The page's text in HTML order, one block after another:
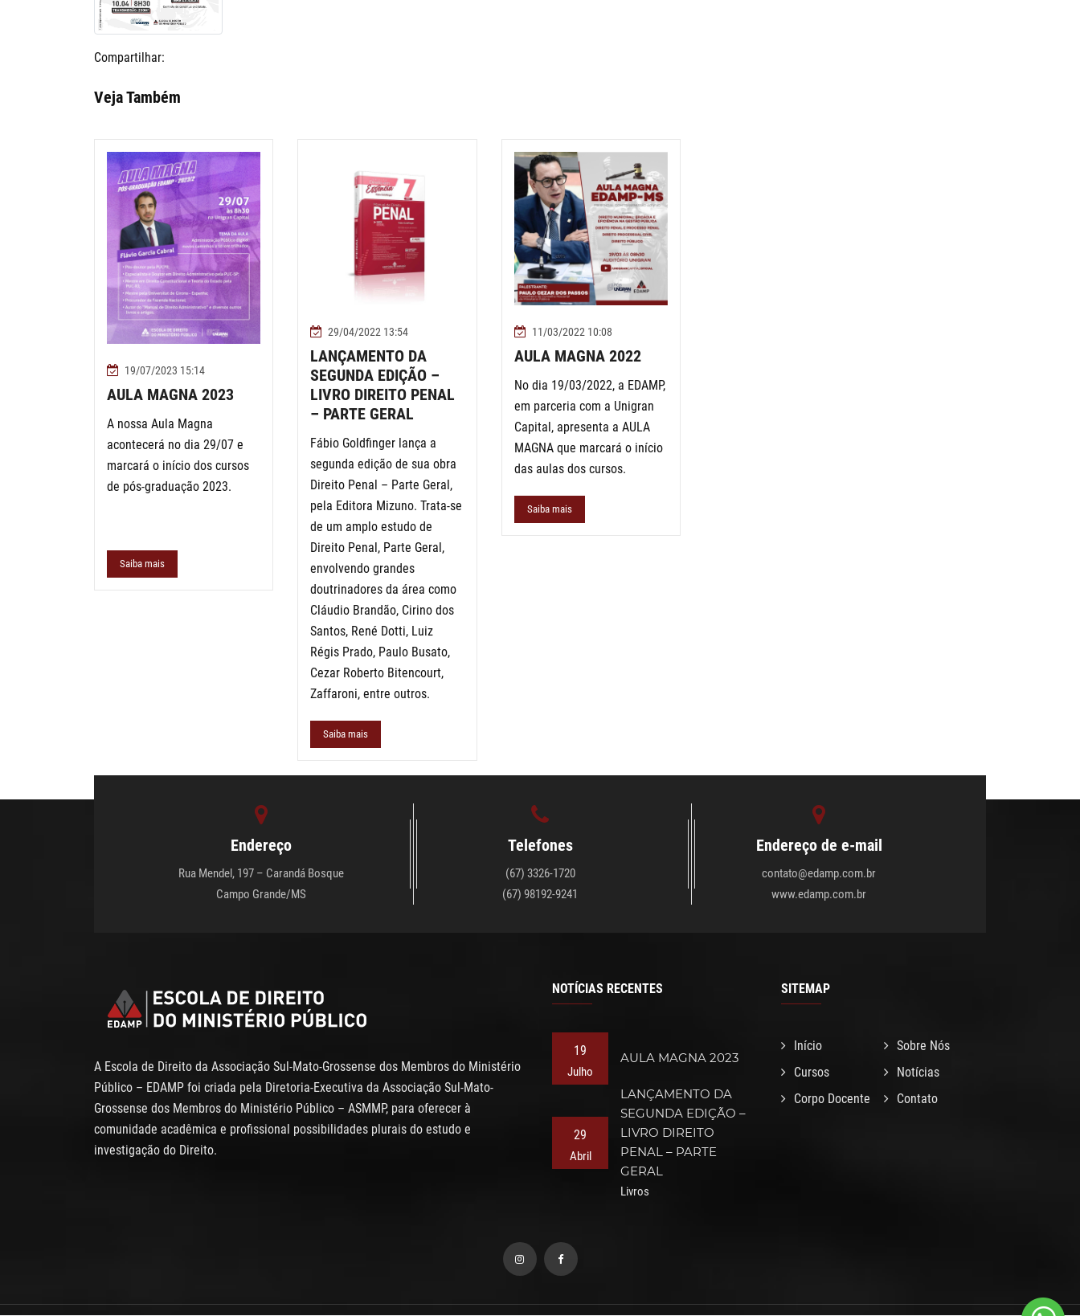
Compartilhar:
Veja Também
19/07/2023 15:14
AULA MAGNA 2023
A nossa Aula Magna
acontecerá no dia 29/07 e
marcará o início dos cursos
de pós-graduação 2023.
Saiba mais
29/04/2022 13:54
LANÇAMENTO DA
SEGUNDA EDIÇÃO –
LIVRO DIREITO PENAL
– PARTE GERAL
Fábio Goldfinger lança a
segunda edição de sua obra
Direito Penal – Parte Geral,
pela Editora Mizuno. Trata-se
de um amplo estudo de
Direito Penal, Parte Geral,
envolvendo grandes
doutrinadores da área como
Cláudio Brandão, Cirino dos
Santos, René Dotti, Luiz
Régis Prado, Paulo Busato,
Cezar Roberto Bitencourt,
Zaffaroni, entre outros.
Saiba mais
11/03/2022 10:08
AULA MAGNA 2022
No dia 19/03/2022, a EDAMP,
em parceria com a Unigran
Capital, apresenta a AULA
MAGNA que marcará o início
das aulas dos cursos.
Saiba mais
Endereço
Rua Mendel, 197 – Carandá Bosque
Campo Grande/MS
Telefones
(67) 3326-1720
(67) 98192-9241
Endereço de e-mail
contato@edamp.com.br
www.edamp.com.br
A Escola de Direito da Associação Sul-Mato-Grossense dos Membros do Ministério
Público – EDAMP foi criada pela Diretoria-Executiva da Associação Sul-Mato-
Grossense dos Membros do Ministério Público – ASMMP, para oferecer à
comunidade acadêmica e profissional possibilidades plurais do estudo e
investigação do Direito.
NOTÍCIAS RECENTES
19
Julho
AULA MAGNA 2023
29
Abril
LANÇAMENTO DA
SEGUNDA EDIÇÃO –
LIVRO DIREITO
PENAL – PARTE
GERAL
Livros
SITEMAP
Início
Sobre Nós
Cursos
Notícias
Corpo Docente
Contato